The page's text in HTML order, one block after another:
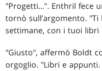
"Progetti...". Enthril fece
tornò sull’argomento.
settimane, con i tuoi libri
"Giusto", affermò Boldt
orgoglio. "Libri e